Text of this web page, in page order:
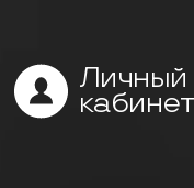
Личный
кабинет